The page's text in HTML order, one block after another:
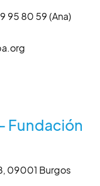
95 80 59 (Ana)
Fundación
09001 Burgos